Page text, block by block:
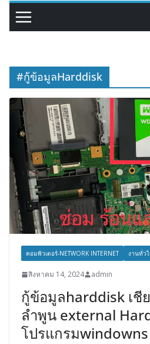
#กู้ข้อมูลHarddisk
คอมพิวเตอร์-NETWORK INTERNET งานทั่ว
สิงหาคม 14, 2024 admin
กู้ข้อมูลharddisk เชี
ลำพูน external
โปรแกรม